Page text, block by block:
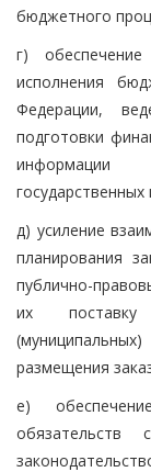
бюджетного
г)
исполнения
Федерации,
подготовки
информации
д) усиление
планирования
публично-
их поставку
размещения
е)